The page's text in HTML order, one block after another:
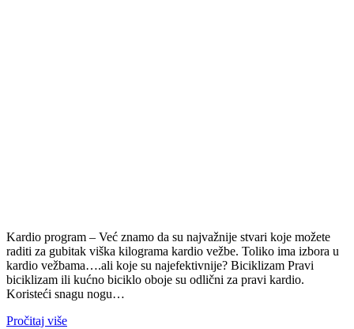
Kardio program – Već znamo da su najvažnije stvari koje možete
raditi za gubitak viška kilograma kardio vežbe. Toliko ima izbora u
kardio vežbama….ali koje su najefektivnije? Biciklizam Pravi
biciklizam ili kućno biciklo oboje su odlični za pravi kardio.
Koristeći snagu nogu…
Pročitaj više